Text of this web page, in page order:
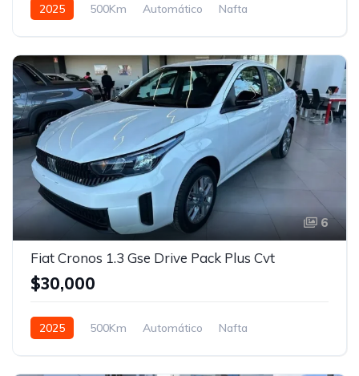
2025 500Km Automático
Nafta
6
Fiat Cronos 1.3 Gse Drive Pack Plus Cvt
$30,000
2025 500Km Automático
Nafta